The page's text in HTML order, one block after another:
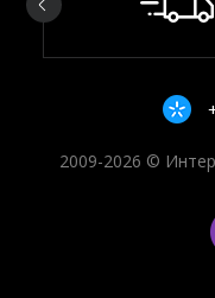
2009-2026 ©